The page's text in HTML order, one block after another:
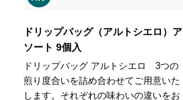
ドリップバッグ（アルトシエロ）ア
ソート 9個入
ドリップバッグ アルトシエロ 3つの
煎り度合いを詰め合わせてご用意いた
します。それぞれの味わいの違いをお